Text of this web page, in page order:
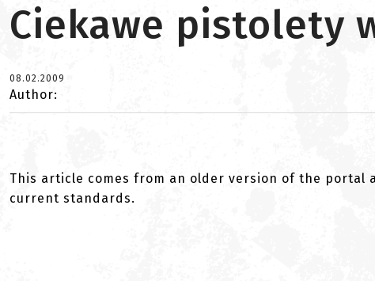
Ciekawe pistolety
08.02.2009
Author:
This article comes from an older version of the portal
current standards.